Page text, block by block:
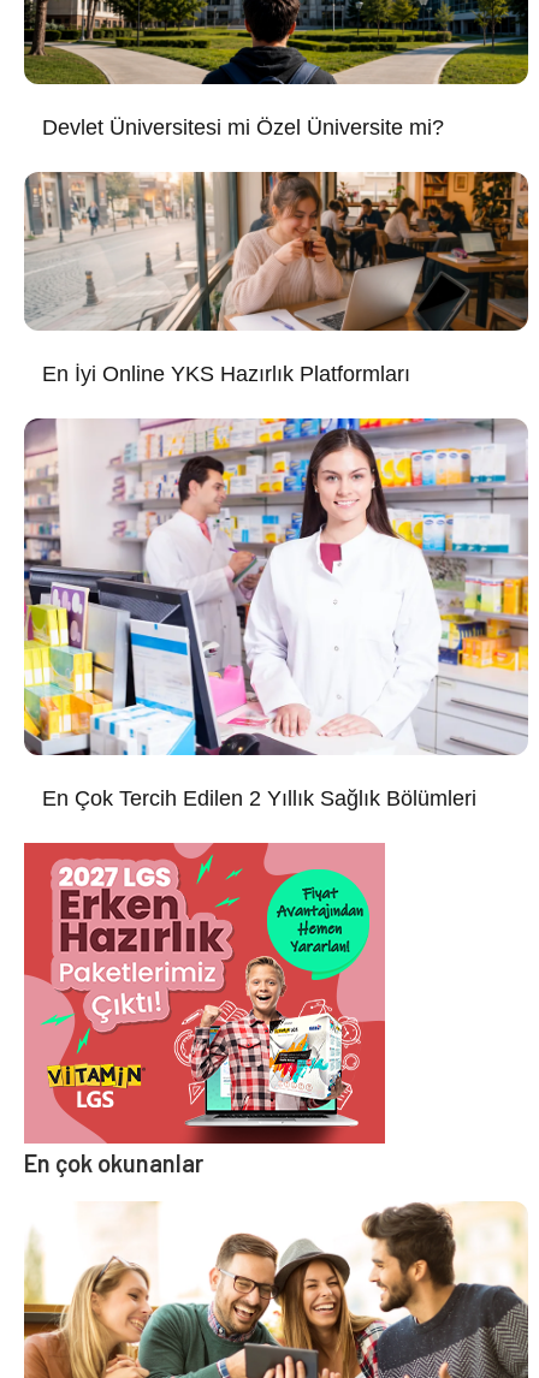
Devlet Üniversitesi mi Özel Üniversite mi?
En İyi Online YKS Hazırlık Platformları
En Çok Tercih Edilen 2 Yıllık Sağlık Bölümleri
En çok okunanlar